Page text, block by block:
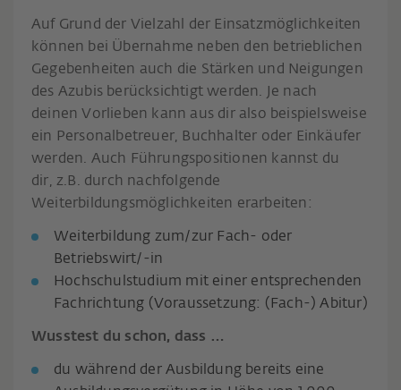
Auf Grund der Vielzahl der Einsatzmöglichkeiten
können bei Übernahme neben den betrieblichen
Gegebenheiten auch die Stärken und Neigungen
des Azubis berücksichtigt werden. Je nach
deinen Vorlieben kann aus dir also beispielsweise
ein Personalbetreuer, Buchhalter oder Einkäufer
werden. Auch Führungspositionen kannst du
dir, z.B. durch nachfolgende
Weiterbildungsmöglichkeiten erarbeiten:
Weiterbildung zum/zur Fach- oder
Betriebswirt/-in
Hochschulstudium mit einer entsprechenden
Fachrichtung (Voraussetzung: (Fach-) Abitur)
Wusstest du schon, dass …
du während der Ausbildung bereits eine